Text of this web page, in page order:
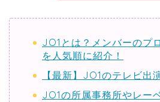
JO1とは？メンバーのプ
を人気順に紹介！
【最新】JO1のテレビ出
JO1の所属事務所やレー